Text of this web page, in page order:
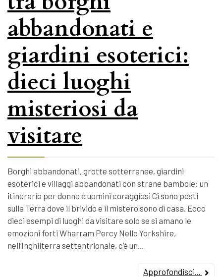
abbandonati e
giardini esoterici:
dieci luoghi
misteriosi da
visitare
Borghi abbandonati, grotte sotterranee, giardini
esoterici e villaggi abbandonati con strane bambole: un
itinerario per donne e uomini coraggiosi Ci sono posti
sulla Terra dove il brivido e il mistero sono di casa. Ecco
dieci esempi di luoghi da visitare solo se si amano le
emozioni forti Wharram Percy Nello Yorkshire,
nell’Inghilterra settentrionale, c’è un…
Approfondisci...